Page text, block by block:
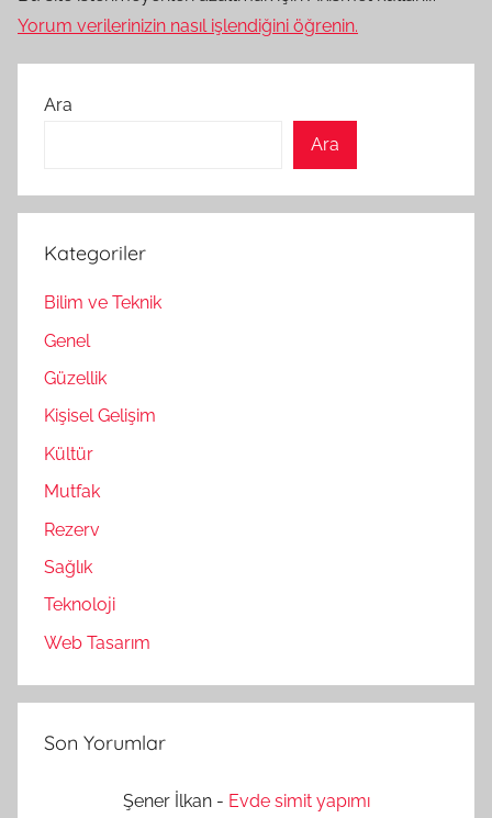
Yorum verilerinizin nasıl işlendiğini öğrenin.
Ara
Ara
Kategoriler
Bilim ve Teknik
Genel
Güzellik
Kişisel Gelişim
Kültür
Mutfak
Rezerv
Sağlık
Teknoloji
Web Tasarım
Son Yorumlar
Şener İlkan - Evde simit yapımı